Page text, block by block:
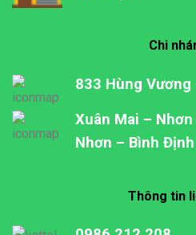
Chi
833 Hùng Vương
Xuân Mai –
Nhơn – Bình Định
Thông tin